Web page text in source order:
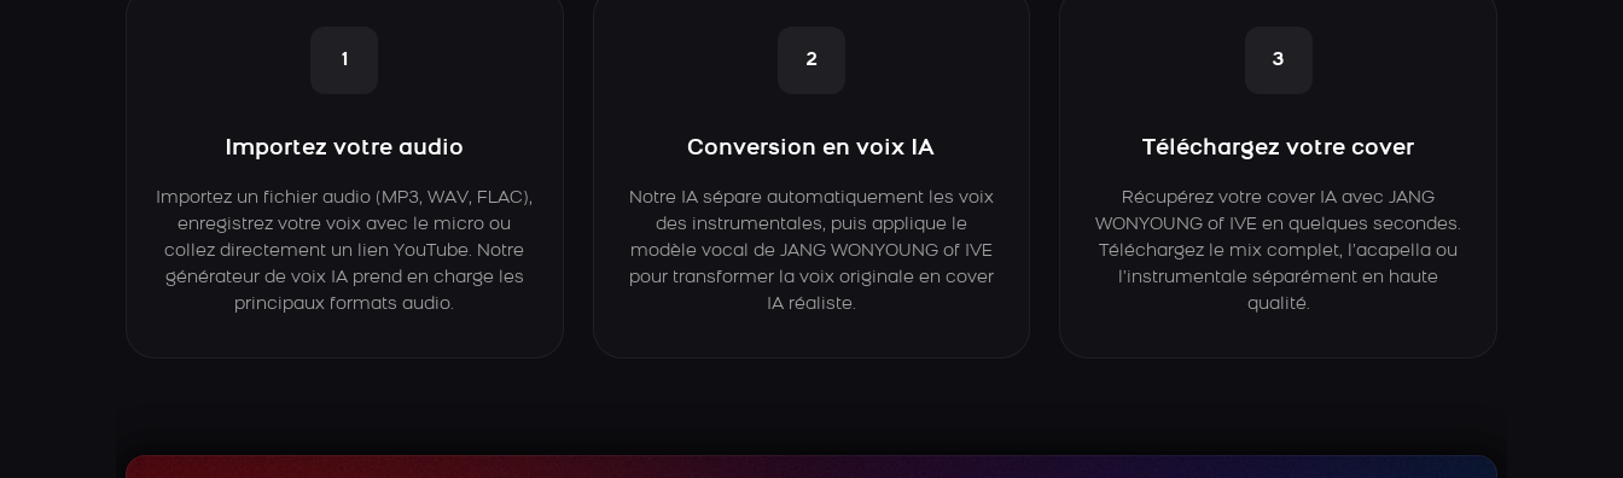
1
Importez votre audio
Importez un fichier audio (MP3, WAV, FLAC),
enregistrez votre voix avec le micro ou
collez directement un lien YouTube. Notre
générateur de voix IA prend en charge les
principaux formats audio.
2
Conversion en voix IA
Notre IA sépare automatiquement les voix
des instrumentales, puis applique le
modèle vocal de JANG WONYOUNG of IVE
pour transformer la voix originale en cover
IA réaliste.
3
Téléchargez votre cover
Récupérez votre cover IA avec JANG
WONYOUNG of IVE en quelques secondes.
Téléchargez le mix complet, l’acapella ou
l’instrumentale séparément en haute
qualité.